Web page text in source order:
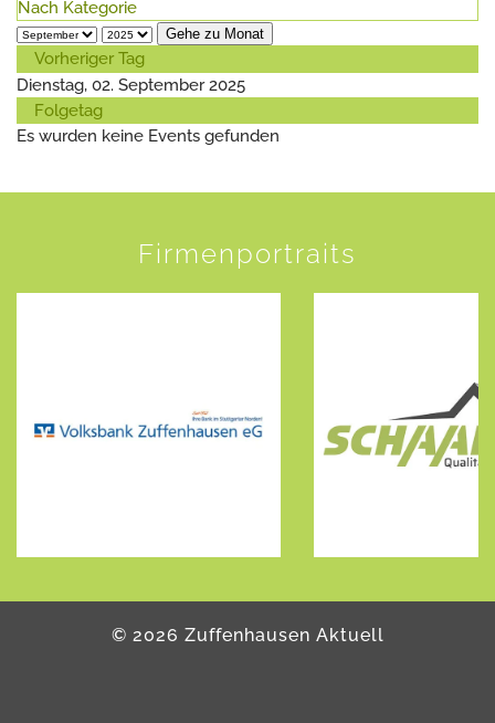
Nach Kategorie
Gehe zu Monat
Vorheriger Tag
Dienstag, 02. September 2025
Folgetag
Es wurden keine Events gefunden
Firmenportraits
© 2026 Zuffenhausen Aktuell